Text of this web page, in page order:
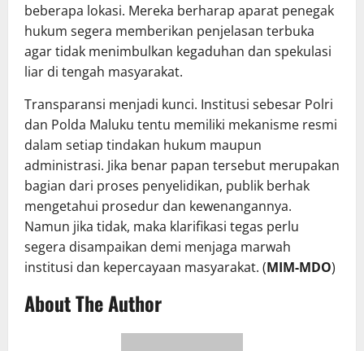
beberapa lokasi. Mereka berharap aparat penegak
hukum segera memberikan penjelasan terbuka
agar tidak menimbulkan kegaduhan dan spekulasi
liar di tengah masyarakat.
Transparansi menjadi kunci. Institusi sebesar Polri
dan Polda Maluku tentu memiliki mekanisme resmi
dalam setiap tindakan hukum maupun
administrasi. Jika benar papan tersebut merupakan
bagian dari proses penyelidikan, publik berhak
mengetahui prosedur dan kewenangannya.
Namun jika tidak, maka klarifikasi tegas perlu
segera disampaikan demi menjaga marwah
institusi dan kepercayaan masyarakat. (MIM-MDO)
About The Author